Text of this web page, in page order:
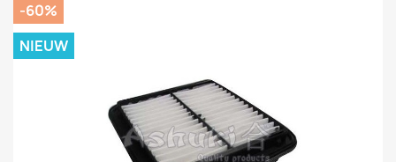
-60%
NIEUW